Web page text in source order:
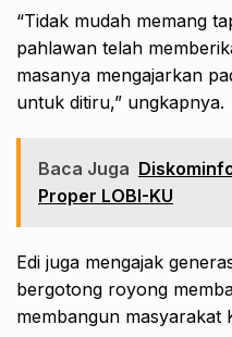
“Tidak mudah memang
pahlawan telah
masanya mengajarkan
untuk ditiru,” ungkapnya.
Baca Juga
Proper LOBI-KU
Edi juga mengajak
bergotong royong
membangun masyarakat